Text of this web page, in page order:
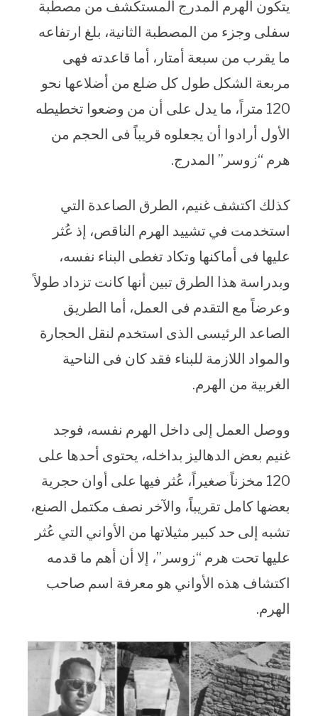
يتكون الهرم المدرج المستكشف من مصطبة
سفلى وجزء من المصطبة الثانية، بلغ ارتفاعه
ما يقرب من سبعة أمتار، أما قاعدته فهى
مربعة الشكل طول كل ضلع من أضلاعها نحو
120 متراً، ما يدل على أن من وضعوا تخطيطه
الأول أرادوا أن يجعلوه قريباً فى الحجم من
هرم “زوسر” المدرج.
كذلك اكتشف غنيم، الطرق الصاعدة التي
استخدمت في تشييد الهرم الناقص، إذ عُثر
عليها فى أماكنها وتكاد تغطى البناء نفسه،
وبدراسة هذا الطرق تبين أنها كانت تزداد طولاً
وعرضاً مع التقدم فى العمل، أما الطريق
الصاعد الرئيسى الذى استخدم لنقل الحجارة
والمواد اللازمة للبناء فقد كان فى الناحية
الغربية من الهرم.
ووصل العمل إلى داخل الهرم نفسه، فوجد
غنيم بعض الدهاليز بداخله، يحتوى أحدها على
120 مخزناً صغيراً، عُثر فيها على أوان حجرية
بعضها كامل تقريباً، والآخر نصف مكتمل الصنع،
تشبه إلى حد كبير مثيلاتها من الأواني التي عُثر
عليها تحت هرم “زوسر”، إلا أن أهم ما قدمه
اكتشاف هذه الأواني هو معرفة اسم صاحب
الهرم.